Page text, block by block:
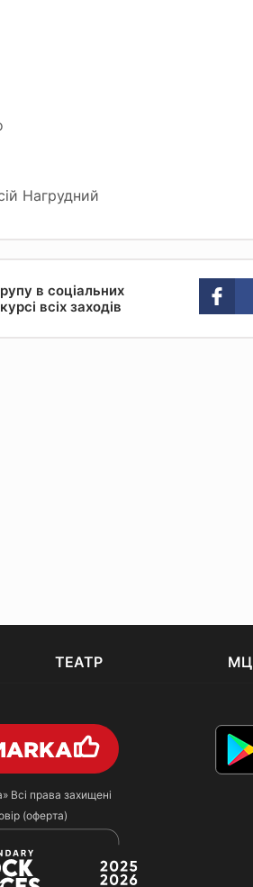
Нагрудний
в соціальних
всіх заходів
ТЕАТР
Всі права захищені
(оферта)